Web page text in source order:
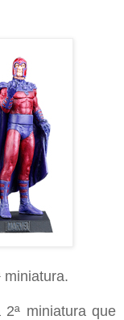
miniatura.
miniatura que